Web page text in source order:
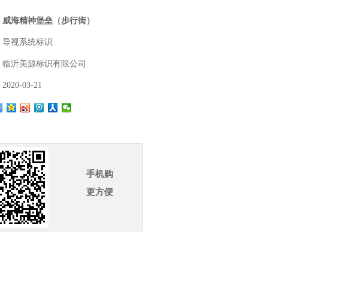
威海精神堡垒（步行街）
导视系统标识
临沂美源标识有限公司
2020-03-21
手机购
更方便